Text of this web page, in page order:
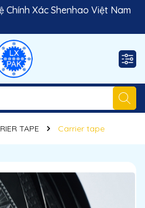
Chính Xác Shenhao Việt Nam
TAPE Carrier tape